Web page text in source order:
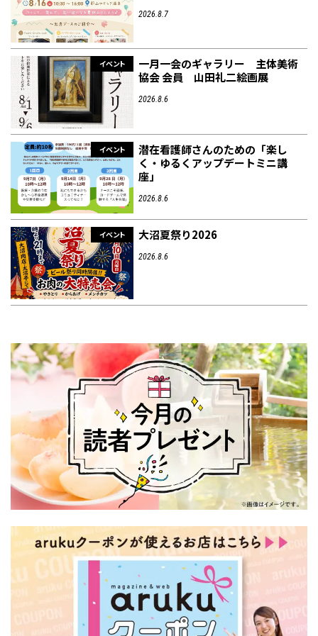
2026.8.7
イベント
一月一会のギャラリー 主体美術
協会 会員 山田礼二絵画展
2026.8.6
イベント
潜在看護師さんのための「楽し
く・ゆるくアップデートミニ講
座」
2026.8.6
イベント 大沼夏祭り2026
2026.8.6